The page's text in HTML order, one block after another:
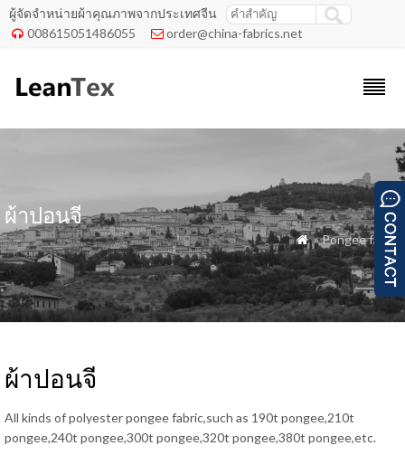
ผู้จัดจำหน่ายผ้าคุณภาพจากประเทศจีน
 008615051486055  order@china-fabrics.net
ผ้าปอนจี
 » Pongee fabric
ผ้าปอนจี
All kinds of polyester pongee fabric,such as 190t pongee,210t
pongee,240t pongee,300t pongee,320t pongee,380t pongee,etc.